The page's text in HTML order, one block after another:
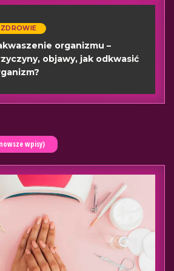
ZDROWIE
organizmu –
objawy, jak odkwasić
wpisy)